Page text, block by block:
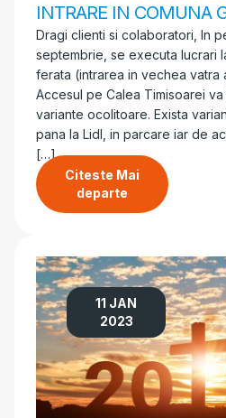
INTRARE IN COMUNA
Dragi clienti si colaboratori, In
septembrie, se executa lucrari
ferata (intrarea in vechea vatra
Accesul pe Calea Timisoarei
variante ocolitoare. Exista
pana la Lidl, in parcare iar de
[…]
Citeste Mai
departe
11 JAN
2023